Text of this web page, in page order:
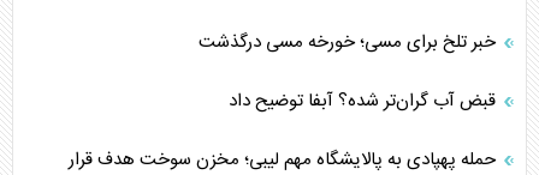
خبر تلخ برای مسی؛ خورخه مسی درگذشت
قبض آب گران‌تر شده؟ آبفا توضیح داد
حمله پهپادی به پالایشگاه مهم لیبی؛ مخزن سوخت هدف قرار